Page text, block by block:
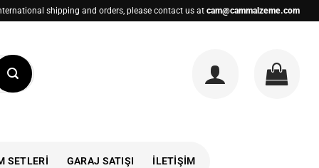
shipping and orders, please contact us at cam@cammalzeme.com
SETLERI GARAJ SATIŞI İLETIŞIM